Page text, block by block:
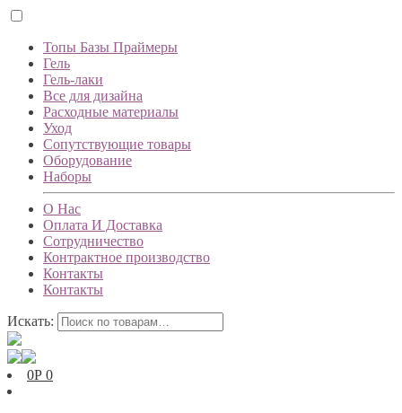
Топы Базы Праймеры
Гель
Гель-лаки
Все для дизайна
Расходные материалы
Уход
Сопутствующие товары
Оборудование
Наборы
О Нас
Оплата И Доставка
Сотрудничество
Контрактное производство
Контакты
Контакты
Искать:
0Р 0